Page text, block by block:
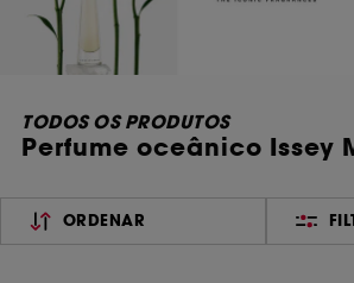
TODOS OS PRODUTOS
Perfume oceânico Issey
ORDENAR